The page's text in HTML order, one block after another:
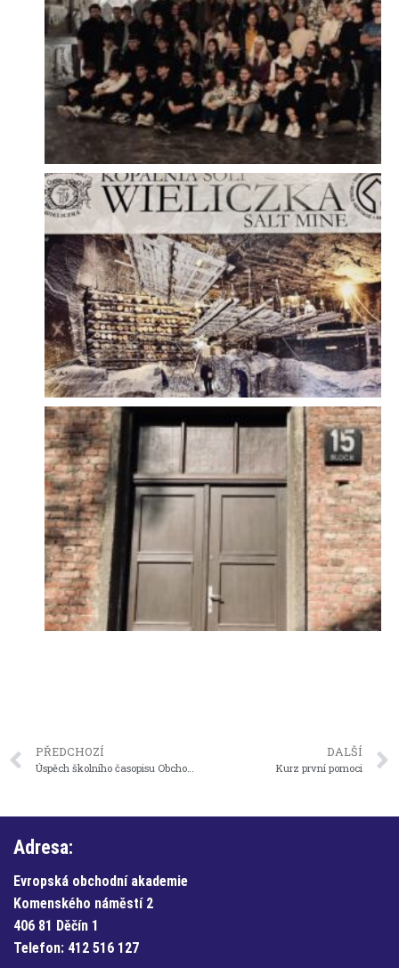
PŘEDCHOZÍ
Úspěch školního časopisu Obchodník
DALŠÍ
Kurz první pomoci
Adresa:
Evropská obchodní akademie
Komenského náměstí 2
406 81 Děčín 1
Telefon: 412 516 127